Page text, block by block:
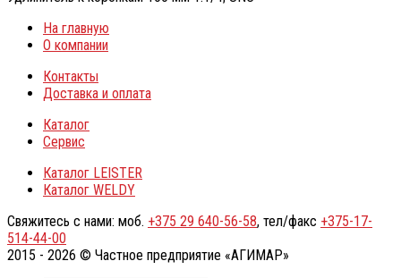
На главную
О компании
Контакты
Доставка и оплата
Каталог
Сервис
Каталог LEISTER
Каталог WELDY
Свяжитесь с нами: моб. +375 29 640-56-58, тел/факс +375-17-
514-44-00
2015 - 2026 © Частное предприятие «АГИМАР»